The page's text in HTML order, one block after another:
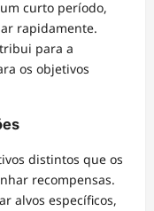
curto período,
rapidamente.
para a
os objetivos
distintos que os
recompensas.
alvos específicos,